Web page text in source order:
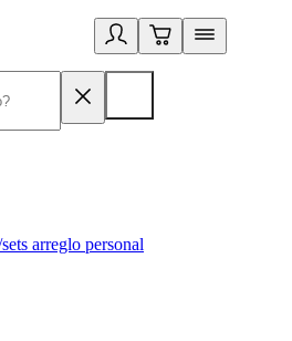
arreglo personal